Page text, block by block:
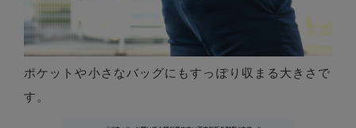
ポケットや小さなバッグにもすっぽり収まる大きさで
す。